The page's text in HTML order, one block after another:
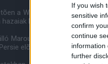
If you wish
sensitive
confirm
continue
information
further
a WBA visszaállt térfelére
képtelenek voltak áttörni.
Marouane Fellaini is csak
elõl.